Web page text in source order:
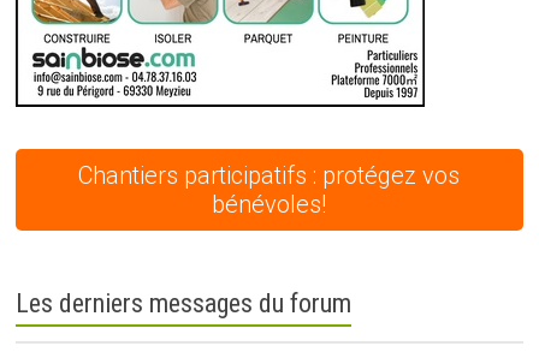
Chantiers participatifs : protégez vos
bénévoles!
Les derniers messages du forum